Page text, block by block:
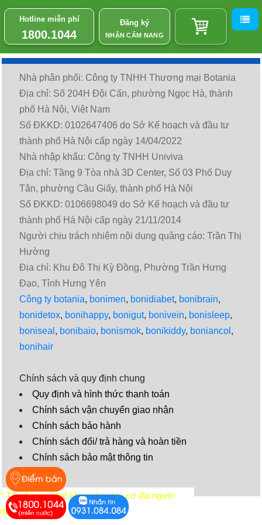
Hotline miễn phí
1800.1044
Đăng ký
NHẬN CẨM NANG
Nhà phân phối: Công ty TNHH Thương mại Botania
Địa chỉ: Số 204H Đội Cấn, phường Ngọc Hà, thành
phố Hà Nội, Việt Nam
Số ĐKKD: 0102647406 do Sở Kế hoạch và đầu tư
thành phố Hà Nội cấp ngày 14/04/2022
Nhà nhập khẩu: Công ty TNHH Univiva
Địa chỉ: Tầng 9 Tòa nhà 3D Center, Số 03 Phố Duy
Tân, phường Cầu Giấy, thành phố Hà Nội
Số ĐKKD: 0106698049 do Sở Kế hoạch và đầu tư
thành phố Hà Nội cấp ngày 21/11/2014
Người chịu trách nhiệm nội dung quảng cáo: Trần Thị
Hường
Địa chỉ: Khu Đô Thị Kỳ Đồng, Phường Trần Hưng
Đạo, Tỉnh Hưng Yên
Công ty botania, bonimen, bonidiabet, bonibrain,
bonidetox, bonihappy, bonigut, bonivein, bonisleep,
boniseal , bonibaio, bonismok, bonikiddy, boniancol ,
bonihair
Chính sách và quy định chung
Quy định và hình thức thanh toán
Chính sách vận chuyển giao nhận
Chính sách bảo hành
Chính sách đổi/ trả hàng và hoàn tiền
Chính sách bảo mật thông tin
Video
* Tác dụng có thể khác nhau tùy cơ địa người
dùng